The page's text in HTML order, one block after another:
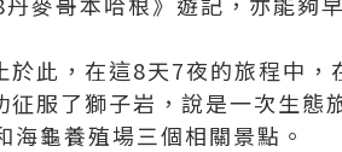
此，在這8天7夜的旅程中，
服了獅子岩，說是一次生態
龜養殖場三個相關景點。